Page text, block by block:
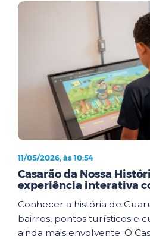
11/05/2026, às 10:54
Casarão da Nossa
experiência interativa
Conhecer a história de
bairros, pontos turísticos e
ainda mais envolvente. O